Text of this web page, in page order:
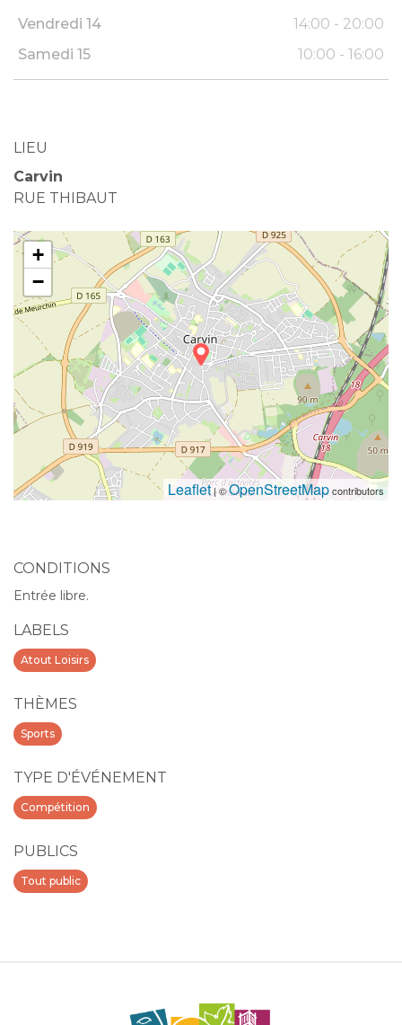
Vendredi 14
14:00 - 20:00
Samedi 15
10:00 - 16:00
LIEU
Carvin
RUE THIBAUT
+
−
Leaflet| ©OpenStreetMapcontributors
CONDITIONS
Entrée libre.
LABELS
Atout Loisirs
THÈMES
Sports
TYPE D'ÉVÉNEMENT
Compétition
PUBLICS
Tout public